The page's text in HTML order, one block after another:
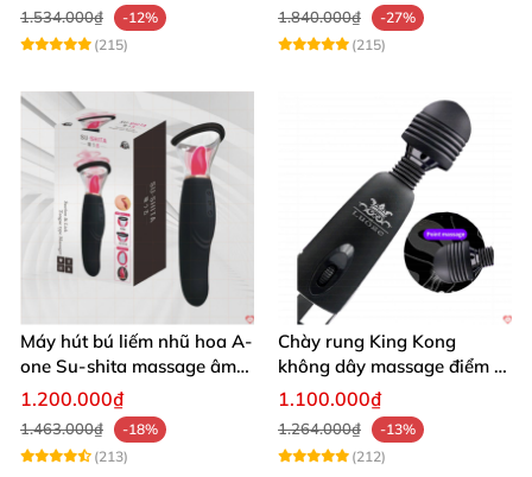
1.534.000₫
-12%
(215)
1.840.000₫
-27%
(215)
Máy hút bú liếm nhũ hoa A-
one Su-shita massage âm
đạo độc đáo
1.200.000₫
1.463.000₫
-18%
(213)
Chày rung King Kong
không dây massage điểm G
sạc USB tiện lợi cao cấp
1.100.000₫
1.264.000₫
-13%
(212)